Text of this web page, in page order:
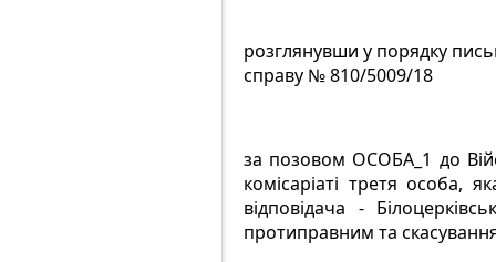
розглянувши у порядку
справу № 810/5009/18
за позовом ОСОБА_1 до
комісаріаті третя особа,
відповідача -
протиправним та